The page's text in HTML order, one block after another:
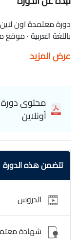
دورة معتمدة اون
باللغة العربية ·
Internet | The most
عرض المزيد
محتوى
أونلاين
تتضمن هذه الدورة
الدروس
شهادة